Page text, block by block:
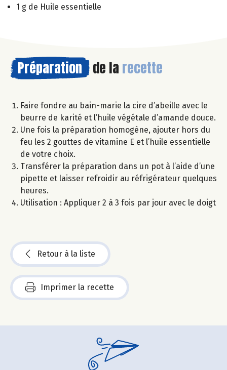
1 g de Huile essentielle
Préparation de la recette
Faire fondre au bain-marie la cire d’abeille avec le
beurre de karité et l’huile végétale d’amande douce.
Une fois la préparation homogène, ajouter hors du
feu les 2 gouttes de vitamine E et l’huile essentielle
de votre choix.
Transférer la préparation dans un pot à l’aide d’une
pipette et laisser refroidir au réfrigérateur quelques
heures.
Utilisation : Appliquer 2 à 3 fois par jour avec le doigt
Retour à la liste
Imprimer la recette